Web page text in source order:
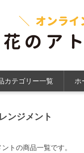
カテゴリー一覧 ホ
ンジメント
トの商品一覧です。